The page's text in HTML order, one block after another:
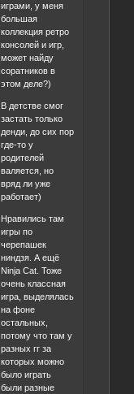
играми, у меня
большая
коллекция ретро
консолей и игр,
может найду
соратников в
этом деле?)
В детстве смог
застать только
денди, до сих пор
где-то у
родителей
валяется, но
вряд ли уже
работает)
Нравились там
игры по
черепашек
ниндзя. А ещё
Ninja Cat. Тоже
очень классная
игра, выделялась
на фоне
остальных,
потому что там у
разных гг за
которых можно
было играть
были разные